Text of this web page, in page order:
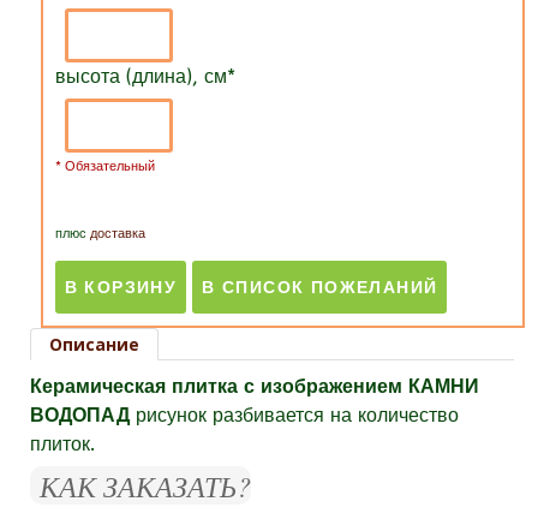
высота (длина), см*
* Обязательный
плюс доставка
Описание
Керамическая плитка с изображением КАМНИ
ВОДОПАД рисунок разбивается на количество
плиток.
КАК ЗАКАЗАТЬ?